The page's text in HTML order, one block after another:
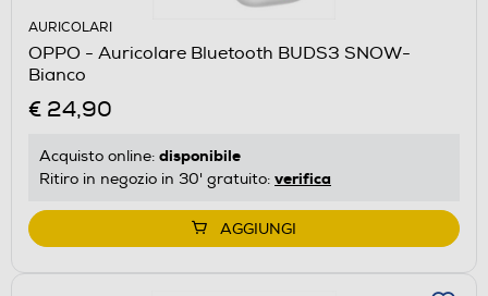
AURICOLARI
OPPO - Auricolare Bluetooth BUDS3 SNOW-
Bianco
€ 24,90
Acquisto online: disponibile
Ritiro in negozio in 30' gratuito: verifica
AGGIUNGI